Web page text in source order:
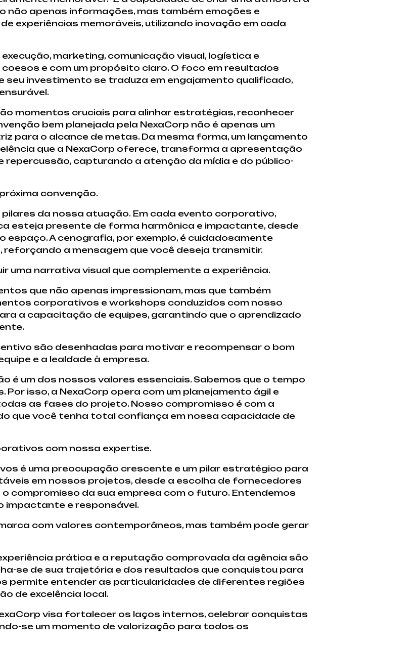
não apenas informações, mas também emoções e
experiências memoráveis, utilizando inovação em cada
marketing, comunicação visual, logística e
e com um propósito claro. O foco em resultados
seu investimento se traduza em engajamento qualificado,
momentos cruciais para alinhar estratégias, reconhecer
bem planejada pela NexaCorp não é apenas um
para o alcance de metas. Da mesma forma, um lançamento
que a NexaCorp oferece, transforma a apresentação
repercussão, capturando a atenção da mídia e do público-
convenção.
da nossa atuação. Em cada evento corporativo,
esteja presente de forma harmônica e impactante, desde
A cenografia, por exemplo, é cuidadosamente
a mensagem que você deseja transmitir.
uma narrativa visual que complemente a experiência.
que não apenas impressionam, mas que também
corporativos e workshops conduzidos com nosso
a capacitação de equipes, garantindo que o aprendizado
são desenhadas para motivar e recompensar o bom
e a lealdade à empresa.
é um dos nossos valores essenciais. Sabemos que o tempo
isso, a NexaCorp opera com um planejamento ágil e
as fases do projeto. Nosso compromisso é com a
que você tenha total confiança em nossa capacidade de
com nossa expertise.
é uma preocupação crescente e um pilar estratégico para
em nossos projetos, desde a escolha de fornecedores
compromisso da sua empresa com o futuro. Entendemos
impactante e responsável.
com valores contemporâneos, mas também pode gerar
prática e a reputação comprovada da agência são
se de sua trajetória e dos resultados que conquistou para
permite entender as particularidades de diferentes regiões
de excelência local.
visa fortalecer os laços internos, celebrar conquistas
se um momento de valorização para todos os